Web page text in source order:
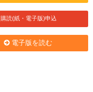
購読(紙・電子版)申込
電子版を読む